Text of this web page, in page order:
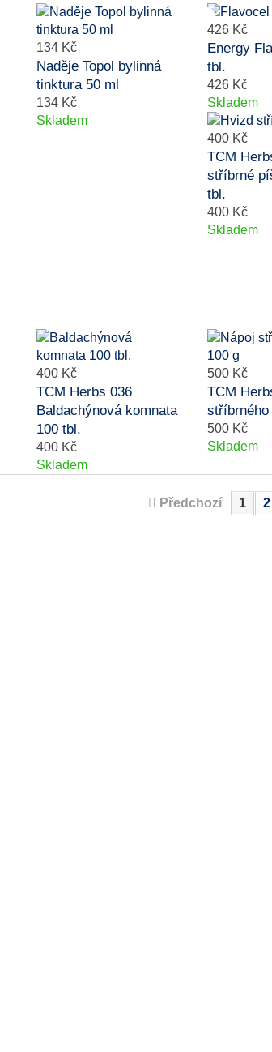
134 Kč
Naděje Topol bylinná
tinktura 50 ml
134 Kč
Skladem
426 Kč
Energy
tbl.
426 Kč
Skladem
400 Kč
TCM
stříbrné
tbl.
400 Kč
Skladem
400 Kč
TCM Herbs 036
Baldachýnová komnata
100 tbl.
400 Kč
Skladem
500 Kč
TCM
stříbrného
500 Kč
Skladem
Předchozí 1 2